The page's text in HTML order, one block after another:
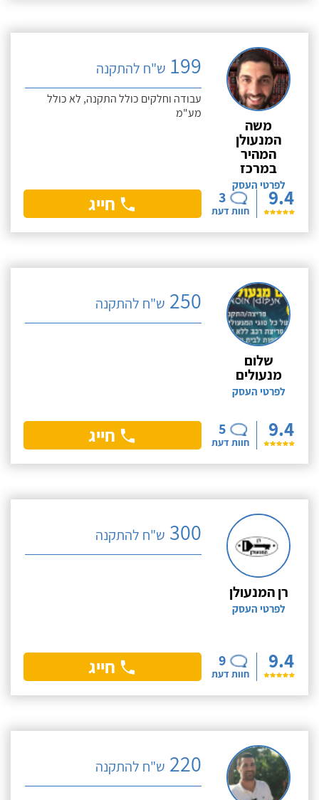
משה
המנעולן
המהיר
במרכז
לפרטי העסק
9.4
3
חוות דעת
199 ש"ח להתקנה
עבודה וחלקים כולל התקנה, לא כולל
מע"מ
חייג
שלום
מנעולים
לפרטי העסק
9.4
5
חוות דעת
250 ש"ח להתקנה
חייג
רן המנעולן
לפרטי העסק
9.4
9
חוות דעת
300 ש"ח להתקנה
חייג
220 ש"ח להתקנה